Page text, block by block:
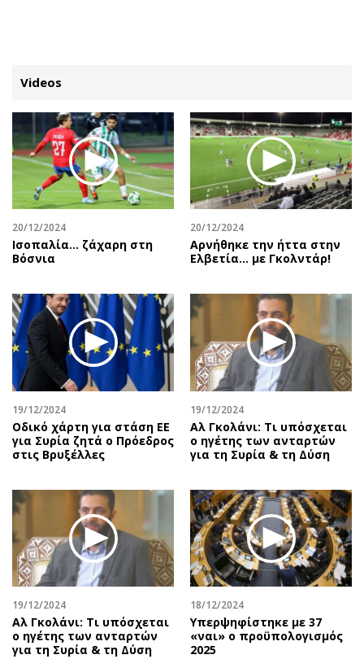
ΚΑΤΗΓΟΡΙΕΣ ΣΥΝΔΕΣΗ
Κύπρος
Παιδεία
Υγεία
Πολιτική
Βουλευτικές 2026
Προεδρικές 2023
Δημοσκοπήσεις
Διπλωματία
Αθλητισμός
Κύπρος
Ελλάδα
Διεθνή
Οικονομική
Οικονομία
Real Estate
Επιχειρήσεις
Αγορές
Money Review
AstroBank Properties
Απόψεις
Αρθρογραφία
The Hill
Υγεία
Αγγελίες
Πωλούνται
Ζητούν εργασία
Θέσεις εργασίας
Geek
Νέα
Κινητά-tablets
Social
Αφιερώματα
Πολιτική
Οικονομία
Γενικά
Αναδρομές
Πρόσωπα
Περιβάλλον
Videos
20/12/2024
Ισοπαλία... ζάχαρη στη
Βόσνια
20/12/2024
Αρνήθηκε την ήττα στην
Ελβετία… με Γκολντάρ!
19/12/2024
Οδικό χάρτη για στάση ΕΕ
για Συρία ζητά ο Πρόεδρος
στις Βρυξέλλες
19/12/2024
Αλ Γκολάνι: Τι υπόσχεται
ο ηγέτης των ανταρτών
για τη Συρία & τη Δύση
19/12/2024
Αλ Γκολάνι: Τι υπόσχεται
ο ηγέτης των ανταρτών
για τη Συρία & τη Δύση
18/12/2024
Υπερψηφίστηκε με 37
«ναι» ο προϋπολογισμός
2025